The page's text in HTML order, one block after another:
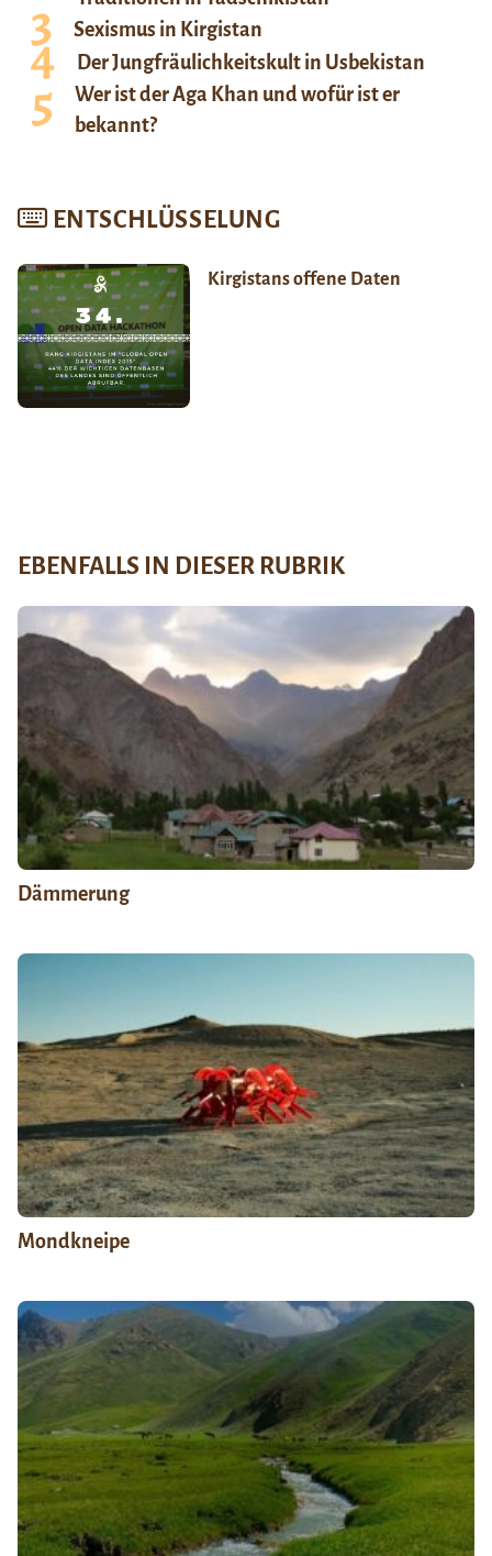
Sexismus in Kirgistan
Der Jungfräulichkeitskult in Usbekistan
Wer ist der Aga Khan und wofür ist er
bekannt?
ENTSCHLÜSSELUNG
Kirgistans offene Daten
EBENFALLS IN DIESER RUBRIK
Dämmerung
Mondkneipe